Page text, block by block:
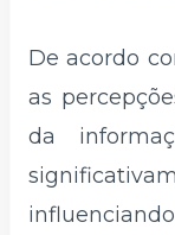
De acordo
as
da